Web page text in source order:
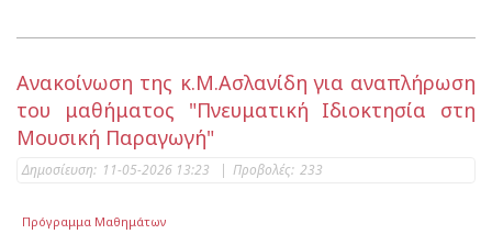
Ανακοίνωση της κ.Μ.Ασλανίδη για αναπλήρωση
του μαθήματος "Πνευματική Ιδιοκτησία στη
Μουσική Παραγωγή"
Δημοσίευση: 11-05-2026 13:23 | Προβολές: 233
Πρόγραμμα Μαθημάτων